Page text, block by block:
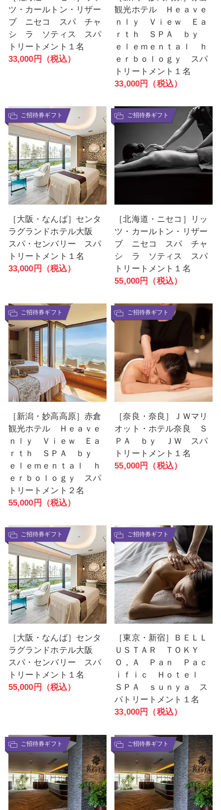
ツ・カールトン・リザー
ブ ニセコ スパ チャ
シ ラ ソティス スパ
トリートメント１名
33,000円（税込）
観光ホテル Ｈｅａｖｅ
ｎｌｙ Ｖｉｅｗ Ｅａ
ｒｔｈ ＳＰＡ ｂｙ
ｅｌｅｍｅｎｔａｌ ｈ
ｅｒｂｏｌｏｇｙ スパ
トリートメント１名
33,000円（税込）
ご招待券ギフト
［大阪・なんば］センタ
ラグランドホテル大阪
スパ・センバリー スパ
トリートメント１名
33,000円（税込）
ご招待券ギフト
［北海道・ニセコ］リッ
ツ・カールトン・リザー
ブ ニセコ スパ チャ
シ ラ ソティス スパ
トリートメント１名
55,000円（税込）
ご招待券ギフト
［新潟・妙高高原］赤倉
観光ホテル Ｈｅａｖｅ
ｎｌｙ Ｖｉｅｗ Ｅａ
ｒｔｈ ＳＰＡ ｂｙ
ｅｌｅｍｅｎｔａｌ ｈ
ｅｒｂｏｌｏｇｙ スパ
トリートメント２名
55,000円（税込）
ご招待券ギフト
［奈良・奈良］ＪＷマリ
オット・ホテル奈良 Ｓ
ＰＡ ｂｙ ＪＷ スパ
トリートメント１名
55,000円（税込）
ご招待券ギフト
［大阪・なんば］センタ
ラグランドホテル大阪
スパ・センバリー スパ
トリートメント１名
55,000円（税込）
ご招待券ギフト
［東京・新宿］ＢＥＬＬ
ＵＳＴＡＲ ＴＯＫＹ
Ｏ，Ａ Ｐａｎ Ｐａｃ
ｉｆｉｃ Ｈｏｔｅｌ
ＳＰＡ ｓｕｎｙａ ス
パトリートメント１名
33,000円（税込）
ご招待券ギフト ご招待券ギフト